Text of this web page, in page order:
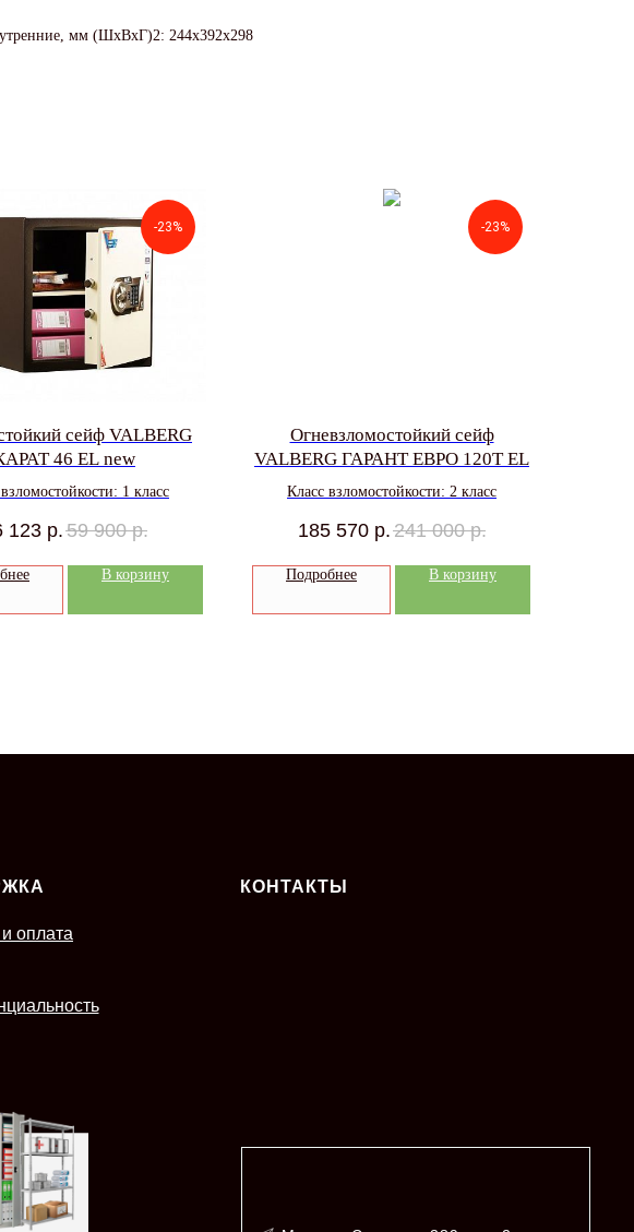
мм (ШхВхГ)2: 244x392x298
-23%
сейф VALBERG
46 EL new
1 класс
123 р.59 900 р.
В корзину
-23%
Огневзломостойкий сейф
VALBERG ГАРАНТ ЕВРО 120Т EL
Класс взломостойкости: 2 класс
185 570 р.241 000 р.
Подробнее В корзину
КОНТАКТЫ
оплата